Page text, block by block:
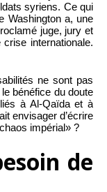
syriens. Ce qui
Washington a, une
juge, jury et
internationale.
ne sont pas
bénéfice du doute
à Al-Qaïda et à
envisager d’écrire
impérial» ?
de